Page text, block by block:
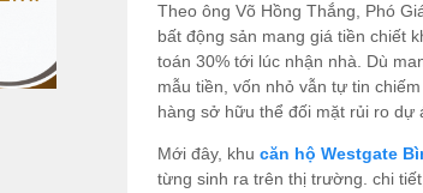
Theo ông Võ Hồng Thắng, Phó
bất động sản mang giá tiền chiết
toán 30% tới lúc nhận nhà. Dù
mẫu tiền, vốn nhỏ vẫn tự tin
hàng sở hữu thể đối mặt rủi ro dự
Mới đây, khu căn hộ Westgate
từng sinh ra trên thị trường. chi